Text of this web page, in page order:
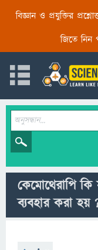
বিজ্ঞান ও প্রযুক্তির
জিতে নিন
কেমোথেরাপি কি
ব্যবহার করা হয়